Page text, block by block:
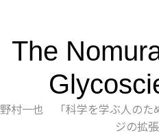
The
野村一也 「科学を学ぶ人の
ジの拡